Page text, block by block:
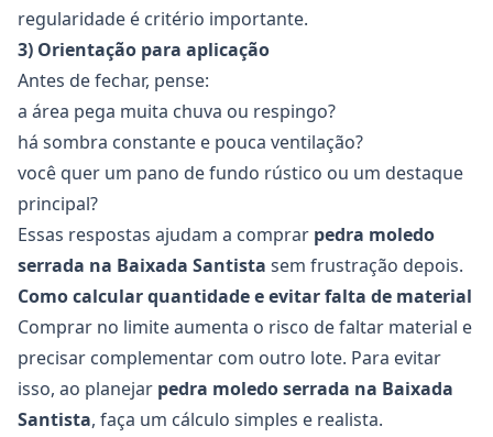
regularidade é critério importante.
3) Orientação para aplicação
Antes de fechar, pense:
a área pega muita chuva ou respingo?
há sombra constante e pouca ventilação?
você quer um pano de fundo rústico ou um destaque
principal?
Essas respostas ajudam a comprar pedra moledo
serrada na Baixada Santista sem frustração depois.
Como calcular quantidade e evitar falta de material
Comprar no limite aumenta o risco de faltar material e
precisar complementar com outro lote. Para evitar
isso, ao planejar pedra moledo serrada na Baixada
Santista, faça um cálculo simples e realista.